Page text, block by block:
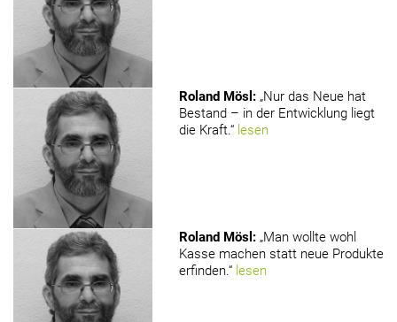
Roland Mösl : „Nur das Neue hat
Bestand – in der Entwicklung liegt
die Kraft.“ lesen
Roland Mösl : „Man wollte wohl
Kasse machen statt neue Produkte
erfinden.“ lesen